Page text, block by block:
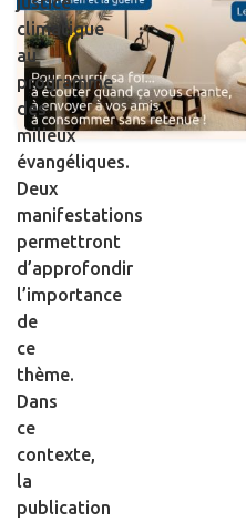
climatique
au
programme
des
milieux
évangéliques.
Deux
manifestations
permettront
d’approfondir
l’importance
de
ce
thème.
Dans
ce
contexte,
la
publication